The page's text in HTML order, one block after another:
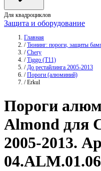
Для квадроциклов
Защита и оборудование
Главная
/ Тюнинг: пороги, защиты
/ Chery
/ Tiggo (T11)
/ До рестайлинга 2005-2013
/ Пороги (алюминий)
/ Erkul
Пороги
Almond для
2005-2013.